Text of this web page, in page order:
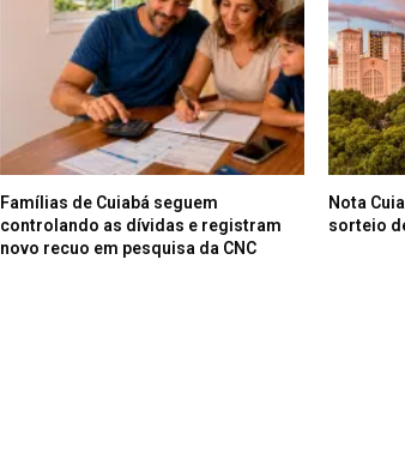
Famílias de Cuiabá seguem
controlando as dívidas e registram
novo recuo em pesquisa da CNC
Nota
sorteio